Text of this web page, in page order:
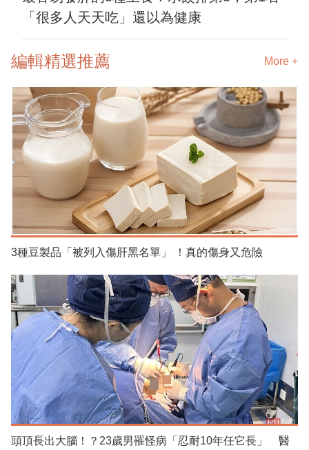
「很多人天天吃」還以為健康
編輯精選推薦 More +
3種豆製品「被列入傷肝黑名單」 ！真的傷身又危險
頭頂長出大腦！？23歲男罹怪病「忍耐10年任它長」 醫